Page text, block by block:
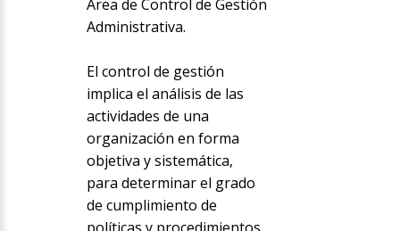
Área de Control de Gestión
Administrativa.
El control de gestión
implica el análisis de las
actividades de una
organización en forma
objetiva y sistemática,
para determinar el grado
de cumplimiento de